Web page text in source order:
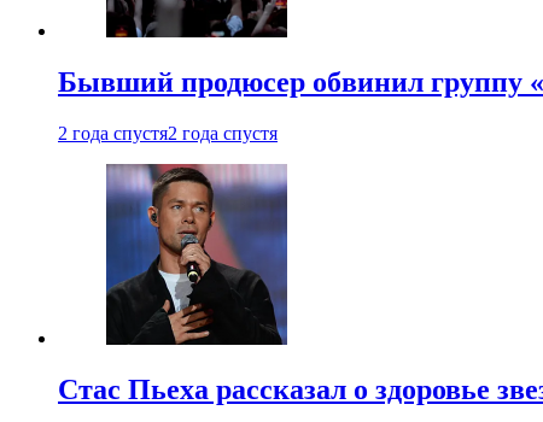
Бывший продюсер обвинил группу
2 года спустя2 года спустя
Стас Пьеха рассказал о здоровье